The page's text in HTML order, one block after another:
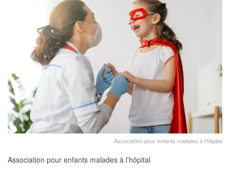
Association pour enfants malades à l'hôpital
Association pour enfants malades à l’hôpital